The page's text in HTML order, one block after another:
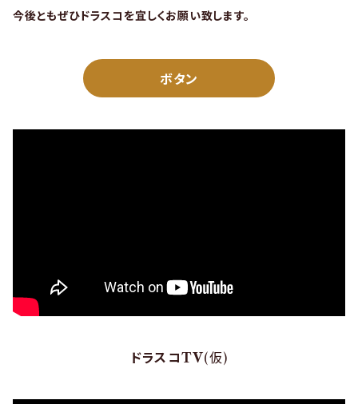
今後ともぜひドラスコを宜しくお願い致します。
ボタン
ドラスコTV(仮)